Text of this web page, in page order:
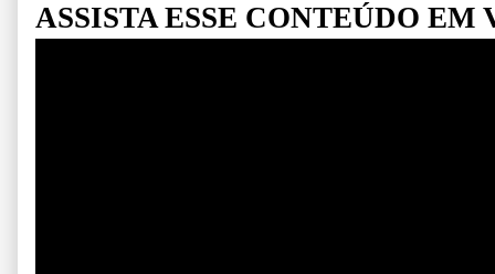
ASSISTA ESSE CONTEÚDO EM